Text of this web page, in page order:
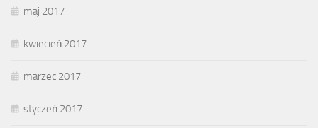
maj 2017
kwiecień 2017
marzec 2017
styczeń 2017